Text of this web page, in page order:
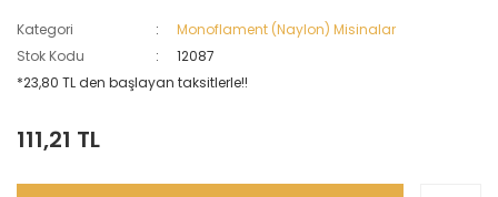
Kategori
Monoflament (Naylon) Misinalar
Stok Kodu
12087
*23,80 TL den başlayan taksitlerle!!
111,21 TL